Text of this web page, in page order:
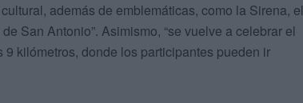
además de emblemáticas, como la Sirena, el
San Antonio”. Asimismo, “se vuelve a celebrar el
kilómetros, donde los participantes pueden ir